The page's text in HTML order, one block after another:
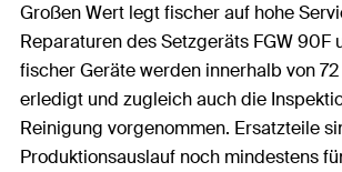
Großen Wert legt fischer auf hohe
Reparaturen des Setzgeräts FGW 90F
fischer Geräte werden innerhalb von
erledigt und zugleich auch die
Reinigung vorgenommen. Ersatzteile
Produktionsauslauf noch mindestens